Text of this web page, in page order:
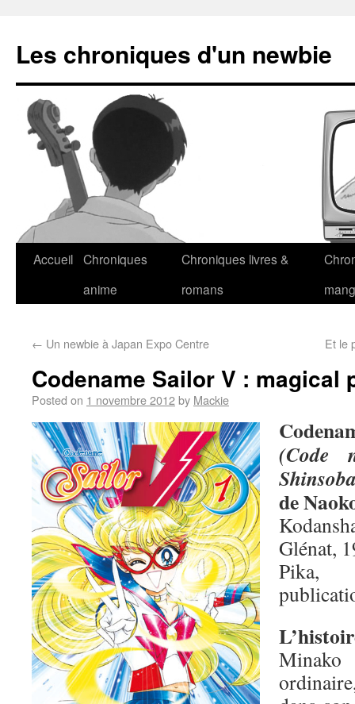
Les chroniques d'un newbie
Accueil Chroniques
anime
Chroniques livres &
romans
← Un newbie à Japan Expo Centre Et le
Codename Sailor V : magical
Posted on 1 novembre 2012by Mackie
(Code
de
Glénat,
Pika,
Minako